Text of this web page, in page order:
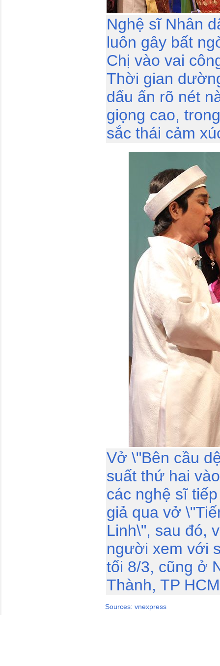
Nghệ sĩ Nhân
luôn gây bất
Chị vào vai
Thời gian
dấu ấn rõ nét
giọng cao,
sắc thái cảm
Vở \"Bên cầu
suất thứ hai
các nghệ sĩ
giả qua vở
Linh\", sau đó,
người xem với
tối 8/3, cũng ở
Thành, TP
Sources: vnexpress